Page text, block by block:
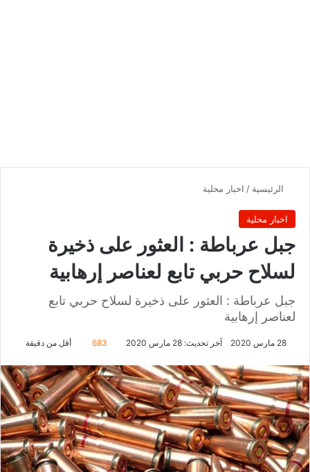
الرئيسية / اخبار محلية
اخبار محلية
جبل عرباطة : العثور على ذخيرة
لسلاح حربي تابع لعناصر إرهابية
جبل عرباطة : العثور على ذخيرة لسلاح حربي تابع
لعناصر إرهابية
28 مارس 2020 آخر تحديث: 28 مارس 2020 683 أقل من دقيقة